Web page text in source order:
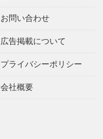
お問い合わせ
広告掲載について
プライバシーポリシー
会社概要